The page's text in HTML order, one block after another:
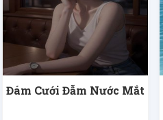
Đám Cưới Đẫm Nước Mắt